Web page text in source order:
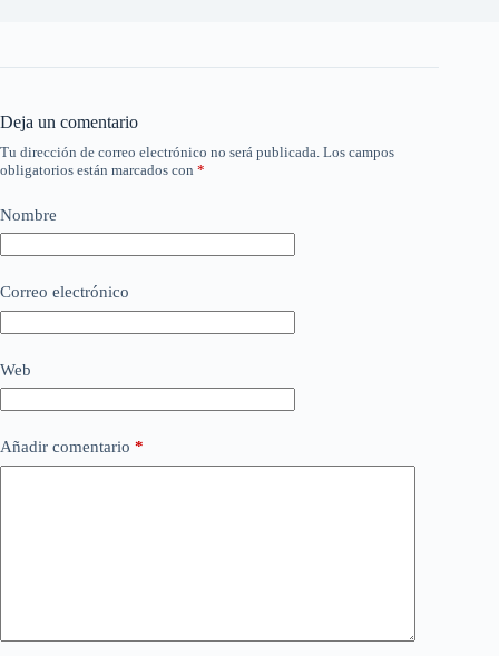
Deja un comentario
Tu dirección de correo electrónico no será publicada. Los campos
obligatorios están marcados con *
Nombre
Correo electrónico
Web
Añadir comentario *